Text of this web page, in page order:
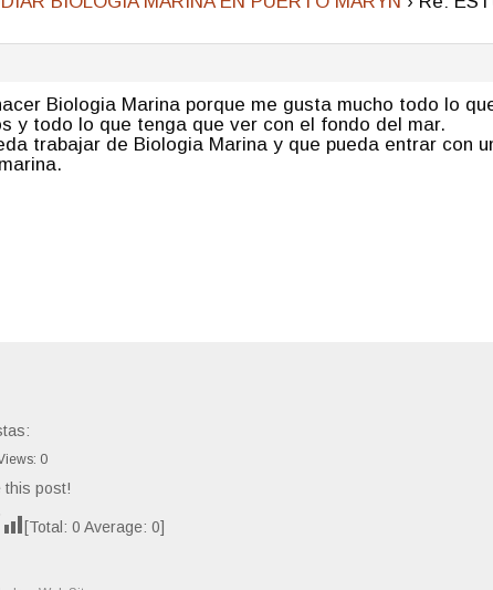
Biologia Marina porque me gusta mucho todo lo
y todo lo que tenga que ver con el fondo del mar.
trabajar de Biologia Marina y que pueda entrar con
0
this post!
[Total: 0 Average: 0]